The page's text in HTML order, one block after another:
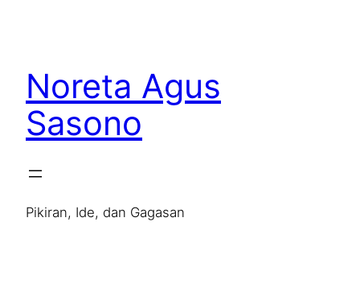
Noreta Agus
Sasono
Pikiran, Ide, dan Gagasan